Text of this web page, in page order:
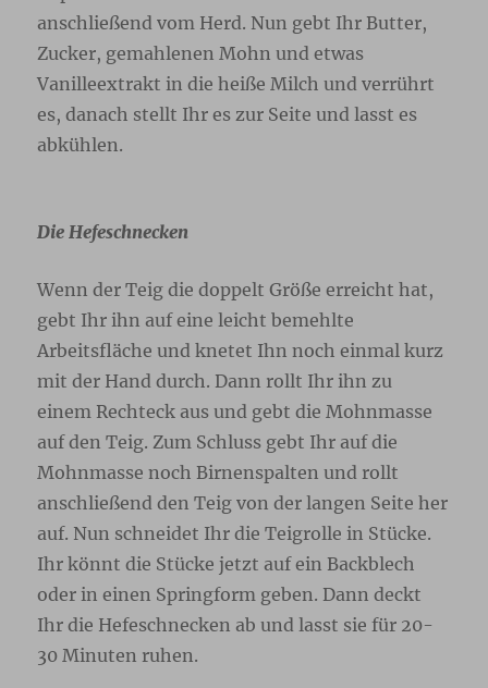
anschließend vom Herd. Nun gebt Ihr Butter,
Zucker, gemahlenen Mohn und etwas
Vanilleextrakt in die heiße Milch und verrührt
es, danach stellt Ihr es zur Seite und lasst es
abkühlen.
Die Hefeschnecken
Wenn der Teig die doppelt Größe erreicht hat,
gebt Ihr ihn auf eine leicht bemehlte
Arbeitsfläche und knetet Ihn noch einmal kurz
mit der Hand durch. Dann rollt Ihr ihn zu
einem Rechteck aus und gebt die Mohnmasse
auf den Teig. Zum Schluss gebt Ihr auf die
Mohnmasse noch Birnenspalten und rollt
anschließend den Teig von der langen Seite her
auf. Nun schneidet Ihr die Teigrolle in Stücke.
Ihr könnt die Stücke jetzt auf ein Backblech
oder in einen Springform geben. Dann deckt
Ihr die Hefeschnecken ab und lasst sie für 20-
30 Minuten ruhen.